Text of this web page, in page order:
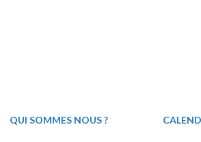
QUI SOMMES NOUS ?